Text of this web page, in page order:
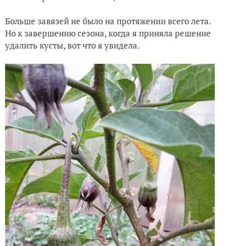
Больше завязей не было на протяжении всего лета.
Но к завершению сезона, когда я приняла решение
удалить кусты, вот что я увидела.